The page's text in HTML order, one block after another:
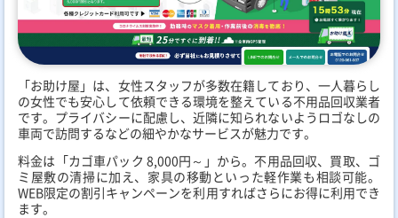
「お助け屋」は、女性スタッフが多数在籍しており、一人暮らし
の女性でも安心して依頼できる環境を整えている不用品回収業者
です。プライバシーに配慮し、近隣に知られないようロゴなしの
車両で訪問するなどの細やかなサービスが魅力です。
料金は「カゴ車パック 8,000円～」から。不用品回収、買取、ゴ
ミ屋敷の清掃に加え、家具の移動といった軽作業も相談可能。
WEB限定の割引キャンペーンを利用すればさらにお得に利用でき
ます。